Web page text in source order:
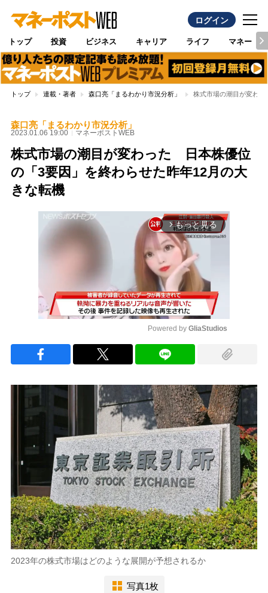
ログイン
トップ 投資 ビジネス キャリア ライフ マネー
トップ 連載・著者 森口亮「まるわかり市況分析」 株式市場の潮目が変わ
森口亮「まるわかり市況分析」
2023.01.06 19:00 マネーポストWEB
株式市場の潮目が変わった 日本株優位
の「3要因」を終わらせた昨年12月の大
きな転機
arrow_forward_ios もっと見る
Powered by GliaStudios
2023年の株式市場はどのような展開が予想されるか
写真1枚